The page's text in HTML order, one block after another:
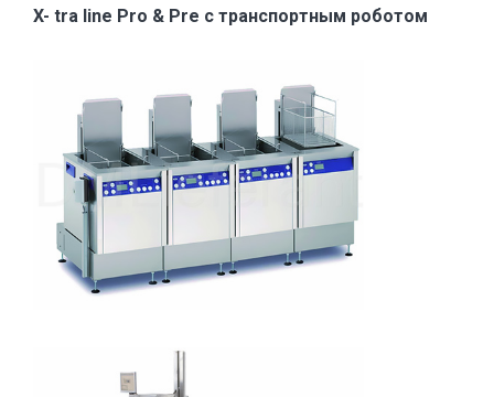
X- tra line Pro & Pre с транспортным роботом